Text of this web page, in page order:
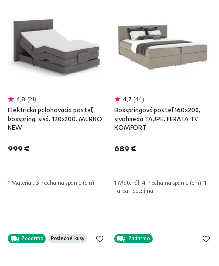
4,8 21
Elektrická polohovacia posteľ,
boxspring, sivá, 120x200, MURKO
NEW
999 €
1 Materiál, 3 Plocha na spanie (cm)
4,7 44
Boxspringová posteľ 160x200,
sivohnedá TAUPE, FERATA TV
KOMFORT
689 €
1 Materiál, 4 Plocha na spanie (cm), 1
Farba - detailná
Zadarmo Posledné kusy Zadarmo